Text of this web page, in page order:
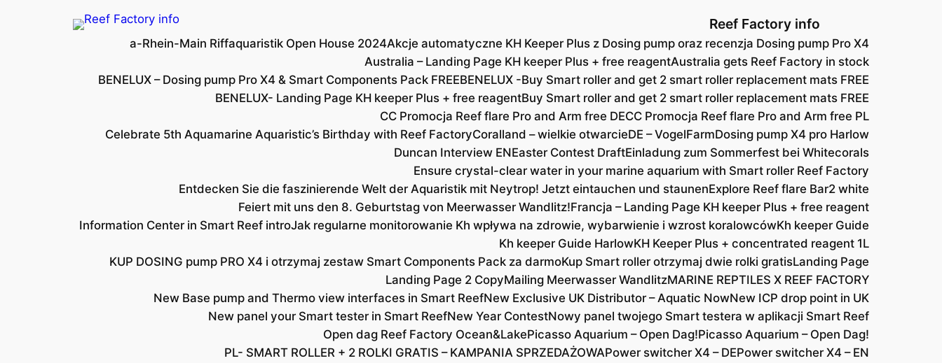
Reef Factory info
a-Rhein-Main Riffaquaristik Open House 2024Akcje automatyczne KH Keeper Plus z Dosing pump oraz recenzja Dosing pump Pro X4
Australia – Landing Page KH keeper Plus + free reagentAustralia gets Reef Factory in stock
BENELUX – Dosing pump Pro X4 & Smart Components Pack FREEBENELUX -Buy Smart roller and get 2 smart roller replacement mats FREE
BENELUX- Landing Page KH keeper Plus + free reagentBuy Smart roller and get 2 smart roller replacement mats FREE
CC Promocja Reef flare Pro and Arm free DECC Promocja Reef flare Pro and Arm free PL
Celebrate 5th Aquamarine Aquaristic’s Birthday with Reef FactoryCoralland – wielkie otwarcieDE – VogelFarmDosing pump X4 pro Harlow
Duncan Interview ENEaster Contest DraftEinladung zum Sommerfest bei Whitecorals
Ensure crystal-clear water in your marine aquarium with Smart roller Reef Factory
Entdecken Sie die faszinierende Welt der Aquaristik mit Neytrop! Jetzt eintauchen und staunenExplore Reef flare Bar2 white
Feiert mit uns den 8. Geburtstag von Meerwasser Wandlitz!Francja – Landing Page KH keeper Plus + free reagent
Information Center in Smart Reef introJak regularne monitorowanie Kh wpływa na zdrowie, wybarwienie i wzrost koralowcówKh keeper Guide
Kh keeper Guide HarlowKH Keeper Plus + concentrated reagent 1L
KUP DOSING pump PRO X4 i otrzymaj zestaw Smart Components Pack za darmoKup Smart roller otrzymaj dwie rolki gratisLanding Page
Landing Page 2 CopyMailing Meerwasser WandlitzMARINE REPTILES X REEF FACTORY
New Base pump and Thermo view interfaces in Smart ReefNew Exclusive UK Distributor – Aquatic NowNew ICP drop point in UK
New panel your Smart tester in Smart ReefNew Year ContestNowy panel twojego Smart testera w aplikacji Smart Reef
Open dag Reef Factory Ocean&LakePicasso Aquarium – Open Dag!Picasso Aquarium – Open Dag!
PL- SMART ROLLER + 2 ROLKI GRATIS – KAMPANIA SPRZEDAŻOWAPower switcher X4 – DEPower switcher X4 – EN